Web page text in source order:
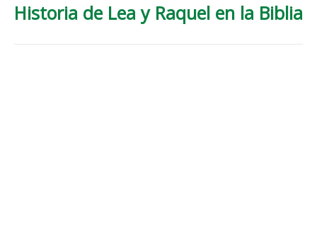
Historia de Lea y Raquel en la Biblia